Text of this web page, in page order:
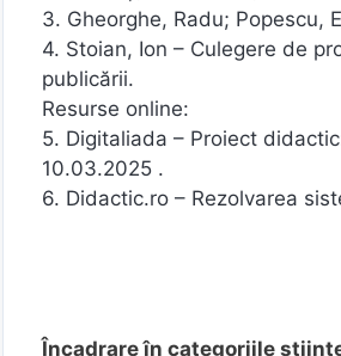
3. Gheorghe, Radu; Popescu,
4. Stoian, Ion – Culegere de
publicării.
Resurse online:
5. Digitaliada – Proiect
10.03.2025 .
6. Didactic.ro – Rezolvarea
Încadrare în categoriile